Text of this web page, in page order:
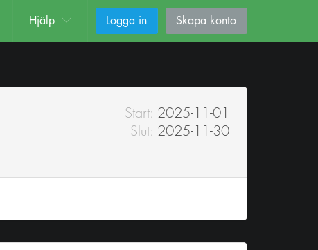
Hjälp Logga in Skapa konto
Start: 2025-11-01
Slut: 2025-11-30